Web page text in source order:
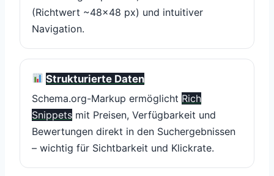
(Richtwert ~48×48 px) und intuitiver
Navigation.
Strukturierte Daten
Schema.org-Markup ermöglicht Rich
Snippets mit Preisen, Verfügbarkeit und
Bewertungen direkt in den Suchergebnissen
– wichtig für Sichtbarkeit und Klickrate.